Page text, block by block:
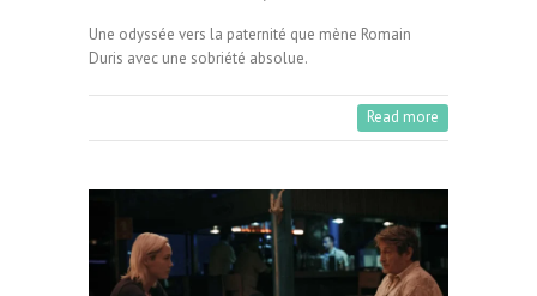
Une odyssée vers la paternité que mène Romain
Duris avec une sobriété absolue.
Read more